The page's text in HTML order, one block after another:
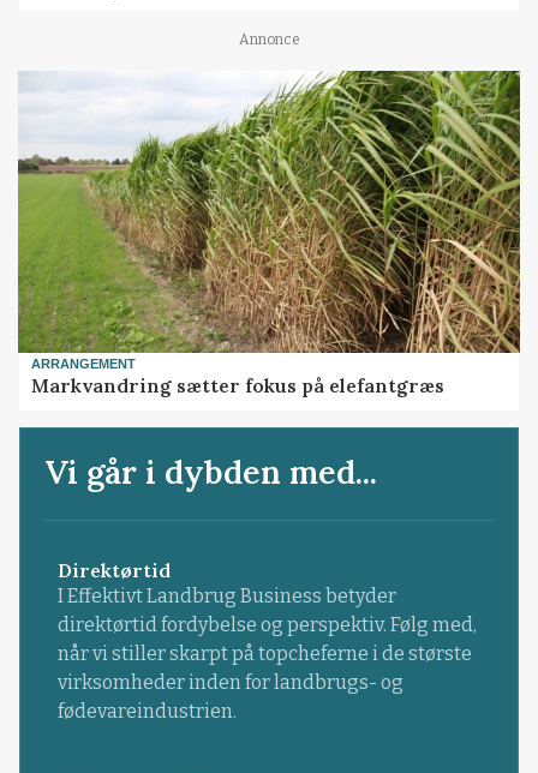
Annonce
ARRANGEMENT
Markvandring sætter fokus på elefantgræs
Vi går i dybden med...
Direktørtid
I Effektivt Landbrug Business betyder
direktørtid fordybelse og perspektiv. Følg med,
når vi stiller skarpt på topcheferne i de største
virksomheder inden for landbrugs- og
fødevareindustrien.